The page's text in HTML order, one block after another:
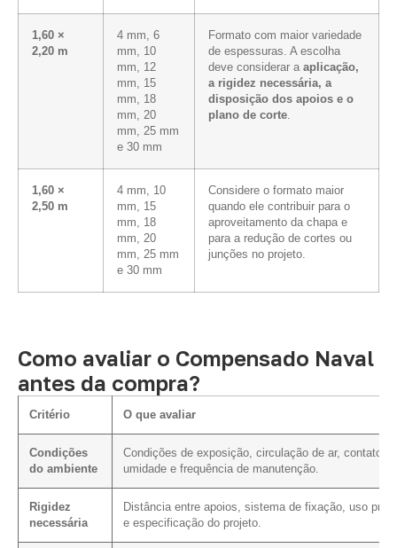
1,60 ×
2,20 m
4 mm, 6
mm, 10
mm, 12
mm, 15
mm, 18
mm, 20
mm, 25 mm
e 30 mm
Formato com maior variedade
de espessuras. A escolha
deve considerar a aplicação,
a rigidez necessária, a
disposição dos apoios e o
plano de corte.
1,60 ×
2,50 m
4 mm, 10
mm, 15
mm, 18
mm, 20
mm, 25 mm
e 30 mm
Considere o formato maior
quando ele contribuir para o
aproveitamento da chapa e
para a redução de cortes ou
junções no projeto.
Como avaliar o Compensado Naval
antes da compra?
Critério O que avaliar
Condições
do ambiente
Condições de exposição, circulação de ar, contato
umidade e frequência de manutenção.
Rigidez
necessária
Distância entre apoios, sistema de fixação, uso
e especificação do projeto.